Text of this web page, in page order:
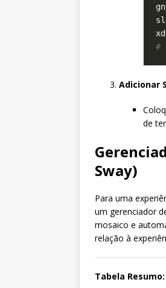
#
Adicionar
de
Sway)
Para uma
um gerenciador
mosaico e
relação à
Tabela